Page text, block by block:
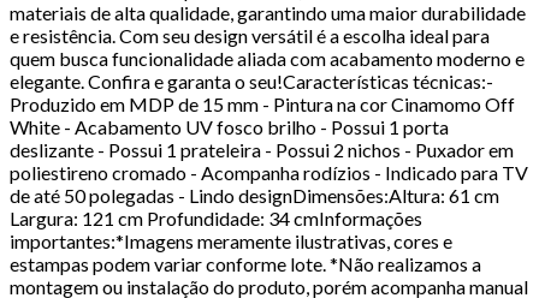
materiais de alta qualidade, garantindo uma maior durabilidade
e resistência. Com seu design versátil é a escolha ideal para
quem busca funcionalidade aliada com acabamento moderno e
elegante. Confira e garanta o seu!Características técnicas:-
Produzido em MDP de 15 mm - Pintura na cor Cinamomo Off
White - Acabamento UV fosco brilho - Possui 1 porta
deslizante - Possui 1 prateleira - Possui 2 nichos - Puxador em
poliestireno cromado - Acompanha rodízios - Indicado para TV
de até 50 polegadas - Lindo designDimensões:Altura: 61 cm
Largura: 121 cm Profundidade: 34 cmInformações
importantes:*Imagens meramente ilustrativas, cores e
estampas podem variar conforme lote. *Não realizamos a
montagem ou instalação do produto, porém acompanha manual